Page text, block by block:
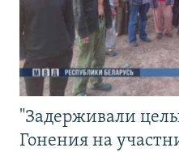
"Задерживали
Гонения на